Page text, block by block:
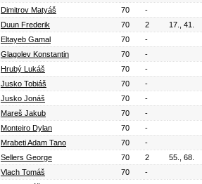
Dimitrov Matyáš
70
-
Duun Frederik
70 2
17., 41.
Eltayeb Gamal
70
-
Glagolev Konstantin
70
-
Hrubý Lukáš
70
-
Jusko Tobiáš
70
-
Jusko Jonáš
70
-
Mareš Jakub
70
-
Monteiro Dylan
70
-
Mrabeti Adam Tano
70
-
Sellers George
70 2
55., 68.
Vlach Tomáš
70
-